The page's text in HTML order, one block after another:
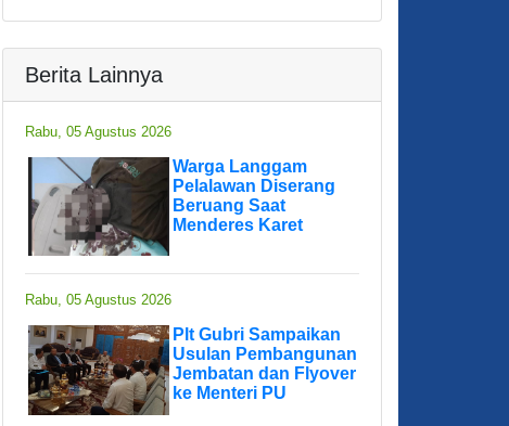
Berita Lainnya
Rabu, 05 Agustus 2026
Warga Langgam
Pelalawan Diserang
Beruang Saat
Menderes Karet
Rabu, 05 Agustus 2026
Plt Gubri Sampaikan
Usulan Pembangunan
Jembatan dan Flyover
ke Menteri PU